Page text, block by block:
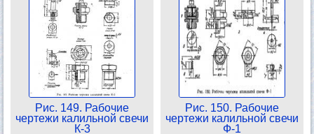
Рис. 149. Рабочие
чертежи калильной свечи
К-3
Рис. 150. Рабочие
чертежи калильной свечи
Ф-1